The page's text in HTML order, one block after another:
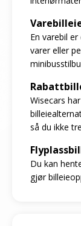
En varebil
varer eller
Wisecars
så du ikke
Du kan
gjør